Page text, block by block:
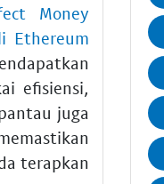
Money
Ethereum
efisiensi,
juga
terapkan